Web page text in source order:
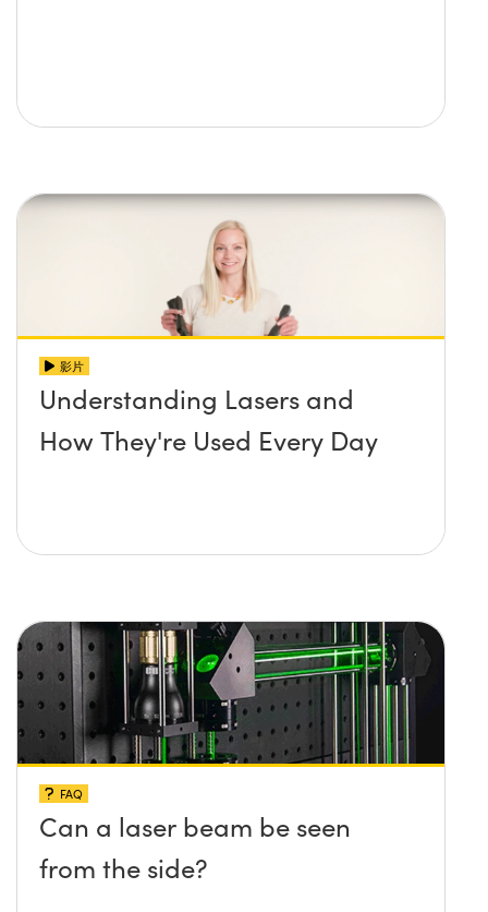
影片
Understanding Lasers and
How They're Used Every Day
FAQ
Can a laser beam be seen
from the side?